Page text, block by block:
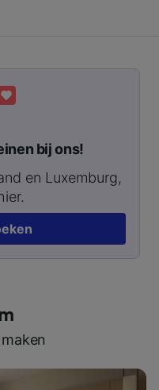
bij ons!
en Luxemburg,